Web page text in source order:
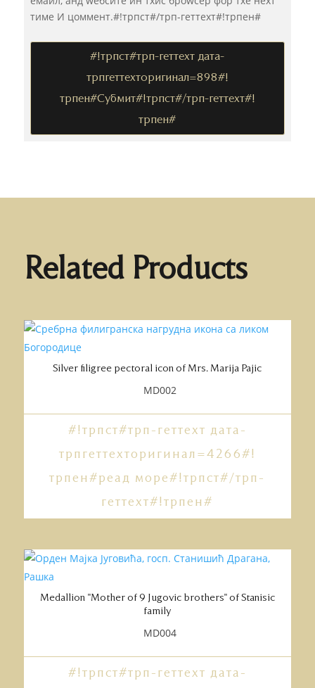
тиме И цоммент.#!трпст#/трп-геттеxт#!трпен#
#!трпст#трп-геттеxт дата-
трпгеттеxторигинал=898#!
трпен#Субмит#!трпст#/трп-геттеxт#!
трпен#
Related Products
Silver filigree pectoral icon of Mrs. Marija Pajic
MD002
#!трпст#трп-геттеxт дата-
трпгеттеxторигинал=4266#!
трпен#реад море#!трпст#/трп-
геттеxт#!трпен#
Medallion "Mother of 9 Jugovic brothers" of Stanisic
family
MD004
#!трпст#трп-геттеxт дата-